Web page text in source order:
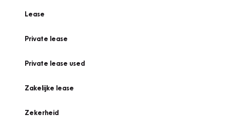
Lease
Private lease
Private lease used
Zakelijke lease
Zekerheid